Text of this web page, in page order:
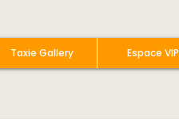
Taxie Gallery Espace VIP